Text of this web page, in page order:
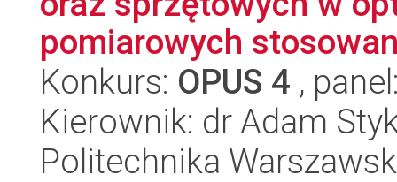
pomiarowych
Konkurs: OPUS 4 ,
Kierownik: dr Adam
Politechnika